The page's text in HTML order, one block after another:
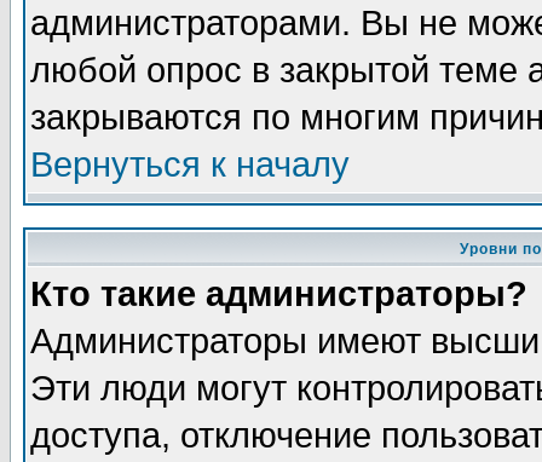
администраторами. Вы не
любой опрос в закрытой теме
закрываются по многим
Вернуться к началу
Уровни
Кто такие администраторы?
Администраторы имеют
Эти люди могут
доступа, отключение